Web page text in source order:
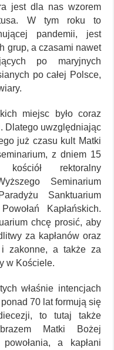
jest dla nas wzorem
W tym roku to
pandemii, jest
grup, a czasami nawet
po maryjnych
po całej Polsce,
miejsc było coraz
Dlatego uwzględniając
już czasu kult Matki
z dniem 15
rektoralny
Seminarium
Sanktuarium
Kapłańskich.
chcę prosić, aby
za kapłanów oraz
i zakonne, a także za
w Kościele.
właśnie intencjach
70 lat formują się
to tutaj także
Matki Bożej
a kapłani